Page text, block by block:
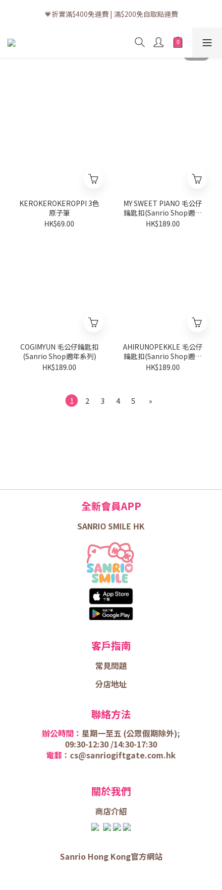
💗訂單一般送貨時間為3至5個工作天 (星期六、日及公眾假期並非
工作天)
💗折實滿$400免運費 | 滿$200免自取點運費
💗立即下載全新會員APP享有專屬會員禮遇
KEROKEROKEROPPI 3色
原子筆
HK$69.00
MY SWEET PIANO 毛公仔
鑰匙扣(Sanrio Shop週年
系列)
HK$189.00
COGIMYUN 毛公仔鑰匙扣
(Sanrio Shop週年系列)
HK$189.00
AHIRUNOPEKKLE 毛公仔
鑰匙扣(Sanrio Shop週年
系列)
HK$189.00
1 2 3 4 5 »
全新會員APP
SANRIO SMILE HK
客戶指南
常見問題
分店地址
聯絡方法
辦公時間： 星期一至五 (公眾假期除外);
09:30-12:30 /14:30-17:30
電郵： cs@sanriogiftgate.com.hk
關於我們
商店介紹
Sanrio Hong Kong官方網站